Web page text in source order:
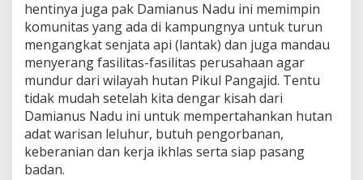
hentinya juga pak Damianus Nadu ini memimpin
komunitas yang ada di kampungnya untuk turun
mengangkat senjata api (lantak) dan juga mandau
menyerang fasilitas-fasilitas perusahaan agar
mundur dari wilayah hutan Pikul Pangajid. Tentu
tidak mudah setelah kita dengar kisah dari
Damianus Nadu ini untuk mempertahankan hutan
adat warisan leluhur, butuh pengorbanan,
keberanian dan kerja ikhlas serta siap pasang
badan.